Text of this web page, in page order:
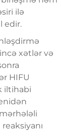
ilə
edir.
xətlər və
HIFU
iltihabi